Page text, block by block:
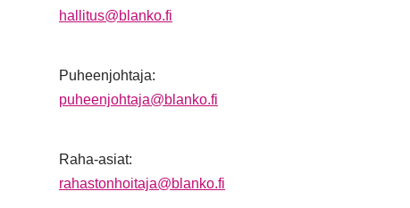
hallitus@blanko.fi
Puheenjohtaja:
puheenjohtaja@blanko.fi
Raha-asiat:
rahastonhoitaja@blanko.fi